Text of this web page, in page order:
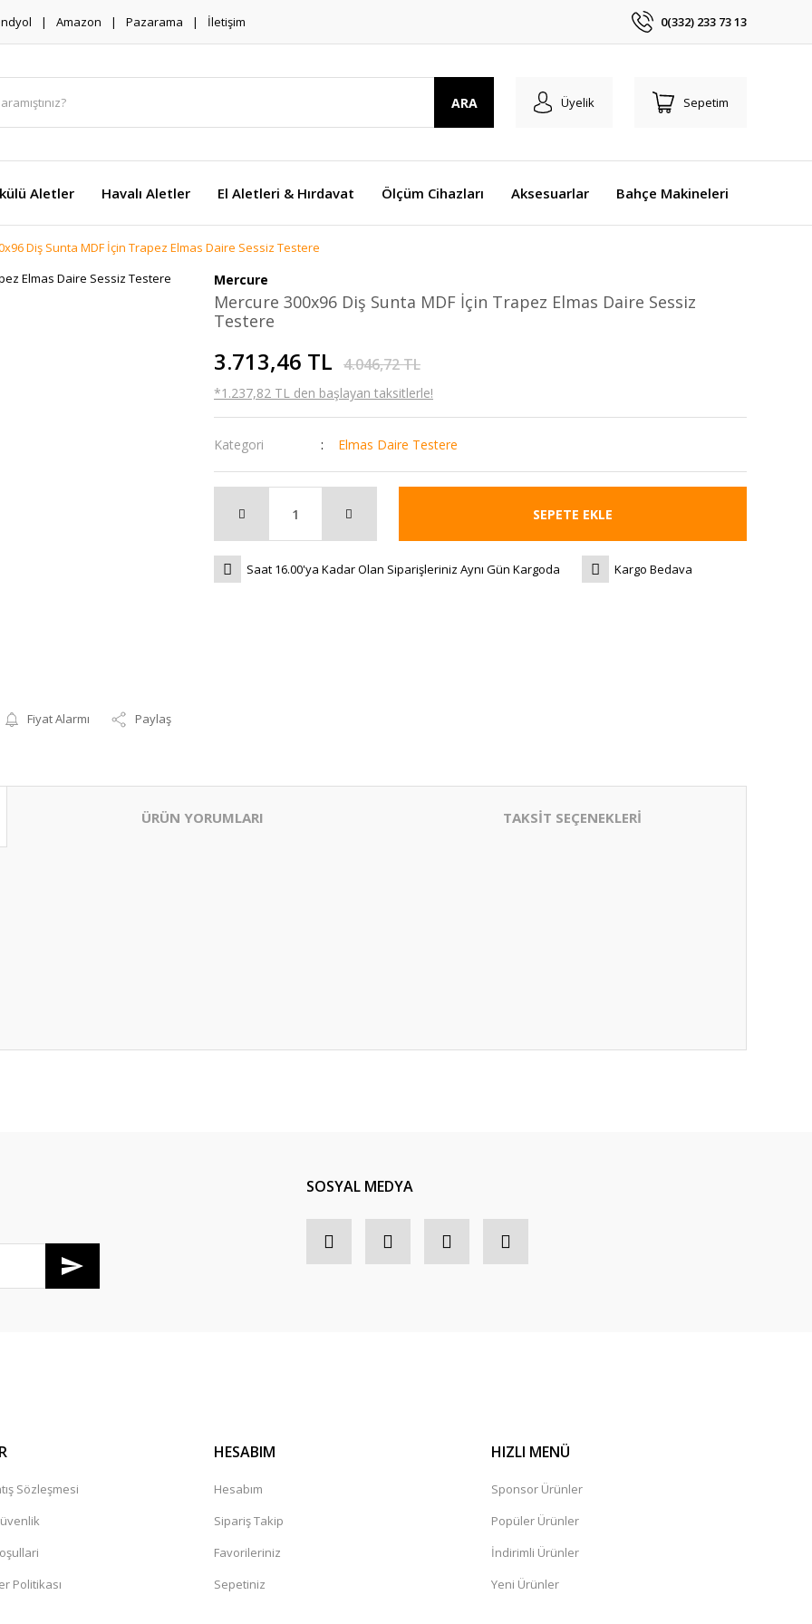
Amazon Pazarama İletişim 0(332) 233 73 13
ARA Üyelik Sepetim
Aletler Havalı Aletler El Aletleri & Hırdavat Ölçüm Cihazları Aksesuarlar Bahçe Makineleri
Diş Sunta MDF İçin Trapez Elmas Daire Sessiz Testere
Fiyat Alarmı Paylaş
Mercure
Mercure 300x96 Diş Sunta MDF İçin Trapez Elmas Daire Sessiz
Testere
3.713,46 TL 4.046,72 TL
*1.237,82 TL den başlayan taksitlerle!
Kategori Elmas Daire Testere
SEPETE EKLE
Saat 16.00'ya Kadar Olan Siparişleriniz Aynı Gün Kargoda Kargo Bedava
ÜRÜN YORUMLARI TAKSİT SEÇENEKLERİ
SOSYAL MEDYA
Sözleşmesi
Politikası
HESABIM
Hesabım
Sipariş Takip
Favorileriniz
Sepetiniz
HIZLI MENÜ
Sponsor Ürünler
Popüler Ürünler
İndirimli Ürünler
Yeni Ürünler